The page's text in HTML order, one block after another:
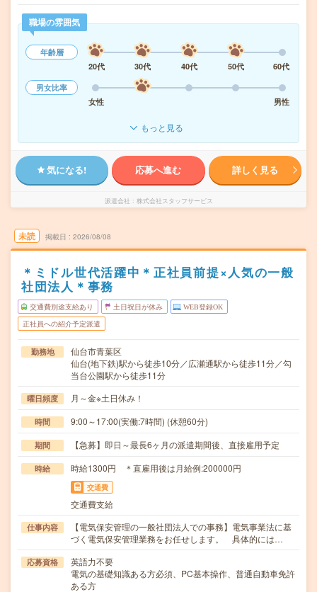
職場の雰囲気
年齢層
20代
30代 40代 50代
60代
男女比率
女性
男性
もっと見る
気になる! 応募へ進む 詳しく見る
派遣会社 株式会社スタッフサービス
未読 掲載日 2026/08/08
＊ミドル世代活躍中＊正社員前提×人気の一般
社団法人＊事務
交通費別途支給あり 土日祝日が休み WEB登録OK
正社員への紹介予定派遣
勤務地
仙台市青葉区
仙台(地下鉄)駅から徒歩10分／広瀬通駅から徒歩11分／勾
当台公園駅から徒歩11分
曜日頻度 月～金※土日休み！
時間 9:00～17:00(実働:7時間) (休憩60分)
期間 【急募】即日～最長6ヶ月の派遣期間後、直接雇用予定
時給 時給1300円 ＊直雇用後は月給例:200000円
交通費
交通費支給
仕事内容
【電気保安管理の一般社団法人での事務】電気事業法に基
づく電気保安管理業務をお任せします。 具体的には…
応募資格
英語力不要
電気の基礎知識ある方必須、PC基本操作、普通自動車免許
ある方